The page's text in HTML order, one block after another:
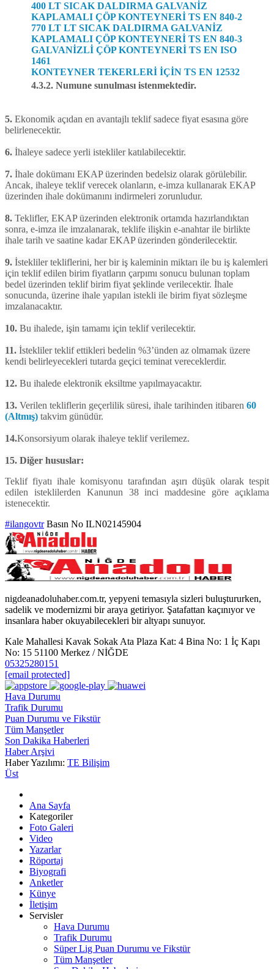
400 LT SICAK DALDIRMA GALVANİZ
KAPLAMALI ÇÖP KONTEYNERİ TS EN 840-2
770 LT LT SICAK DALDIRMA GALVANİZ
KAPLAMALI ÇÖP KONTEYNERİ TS EN 840-3
GALVANİZLİ ÇÖP KONTEYNERİ TS EN ISO
1461
KONTEYNER TEKERLERİ İÇİN TS EN 12532
4.3.2. Numune sunulması istenmektedir.
5. Ekonomik açıdan en avantajlı teklif sadece fiyat esasına göre
belirlenecektir.
6. İhaleye sadece yerli istekliler katılabilecektir.
7. İhale dokümanı EKAP üzerinden bedelsiz olarak görülebilir.
Ancak, ihaleye teklif verecek olanların, e-imza kullanarak EKAP
üzerinden ihale dokümanını indirmeleri zorunludur.
8. Teklifler, EKAP üzerinden elektronik ortamda hazırlandıktan
sonra, e-imza ile imzalanarak, teklife ilişkin e-anahtar ile birlikte
ihale tarih ve saatine kadar EKAP üzerinden gönderilecektir.
9. İstekliler tekliflerini, her bir iş kaleminin miktarı ile bu iş kalemleri
için teklif edilen birim fiyatların çarpımı sonucu bulunan toplam
bedel üzerinden teklif birim fiyat şeklinde verilecektir. İhale
sonucunda, üzerine ihale yapılan istekli ile birim fiyat sözleşme
imzalanacaktır.
10. Bu ihalede, işin tamamı için teklif verilecektir.
11. İstekliler teklif ettikleri bedelin %3’ünden az olmamak üzere
kendi belirleyecekleri tutarda geçici teminat vereceklerdir.
12. Bu ihalede elektronik eksiltme yapılmayacaktır.
13. Verilen tekliflerin geçerlilik süresi, ihale tarihinden itibaren 60
(Altmış) takvim günüdür.
14.Konsorsiyum olarak ihaleye teklif verilemez.
15. Diğer hususlar:
Teklif fiyatı ihale komisyonu tarafından aşırı düşük olarak tespit
edilen isteklilerden Kanunun 38 inci maddesine göre açıklama
istenecektir.
#ilangovtr Basın No ILN02145904
nigdeanadoluhaber.com.tr, yepyeni temasıyla sizleri buluştururken,
sadelik ve modernizmi bir araya getiriyor. Şatafattan kaçınıyor ve
insanlara haber okuyabilecekleri bir altyapı sunuyor.
Kale Mahallesi Kavak Sokak Ata Plaza Kat: 4 Bina No: 1 İç Kapı
No: 15 51100 Merkez / NİĞDE
05325280151
[email protected]
Hava Durumu
Trafik Durumu
Puan Durumu ve Fikstür
Tüm Manşetler
Son Dakika Haberleri
Haber Arşivi
Haber Yazılımı: TE Bilişim
Üst
Ana Sayfa
Kategoriler
Foto Galeri
Video
Yazarlar
Röportaj
Biyografi
Anketler
Künye
İletişim
Servisler
Hava Durumu
Trafik Durumu
Süper Lig Puan Durumu ve Fikstür
Tüm Manşetler